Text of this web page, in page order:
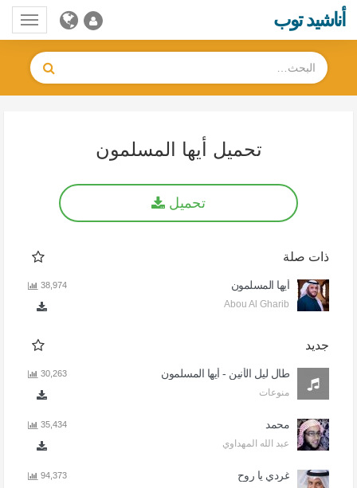
أناشيد توب
تحميل أيها المسلمون
تحميل
ذات صلة
أيها المسلمون
Abou Al Gharib
38,974
جديد
طال ليل الأنين - أيها المسلمون
منوعات
30,263
محمد
عبد الله المهداوي
35,434
غردي يا روح 94,373